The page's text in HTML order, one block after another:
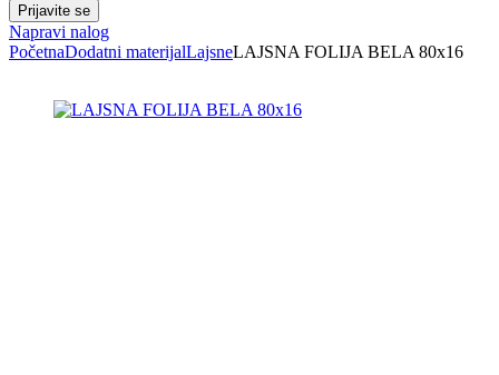
Napravi nalog
PočetnaDodatni materijalLajsneLAJSNA FOLIJA BELA 80x16